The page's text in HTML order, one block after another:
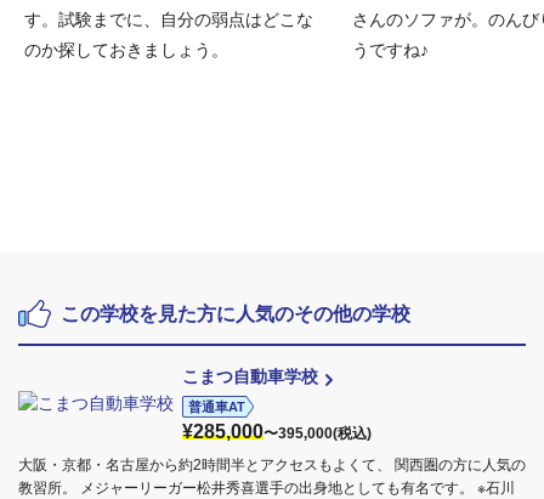
す。試験までに、自分の弱点はどこな
のか探しておきましょう。
さんのソファが。のん
うですね♪
この学校を見た方に人気のその他の学校
こまつ自動車学校
普通車AT
¥285,000〜395,000(税込)
大阪・京都・名古屋から約2時間半とアクセスもよくて、 関西圏の方に人気の
教習所。 メジャーリーガー松井秀喜選手の出身地としても有名です。 ※石川